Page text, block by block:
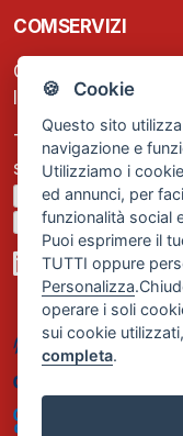
🍪 Cookie
Questo sito
navigazione e
Utilizziamo i
ed annunci, per
funzionalità social
Puoi esprimere il
TUTTI oppure
Personalizza
operare i soli
sui cookie
completa.
COMSERVIZI
C.F. e P.IVA:
Iscrizione REA
Tel. +39 02 2838
Privacy Policy
Cookie Policy